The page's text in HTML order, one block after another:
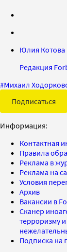
Юлия Котова
Редакция
#Михаил
Подписаться
Информация:
Контактная
Правила
Реклама в
Реклама на
Условия
Архив
Вакансии в
Сканер
терроризму
Подписка на